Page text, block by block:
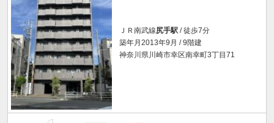
ＪＲ南武線尻手駅 / 徒歩7分
築年月2013年9月 / 9階建
神奈川県川崎市幸区南幸町3丁目71